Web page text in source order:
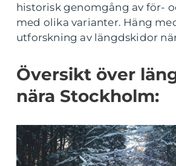
historisk genomgång av för-
med olika varianter. Häng
utforskning av längdskidor
Översikt över
nära Stockholm: